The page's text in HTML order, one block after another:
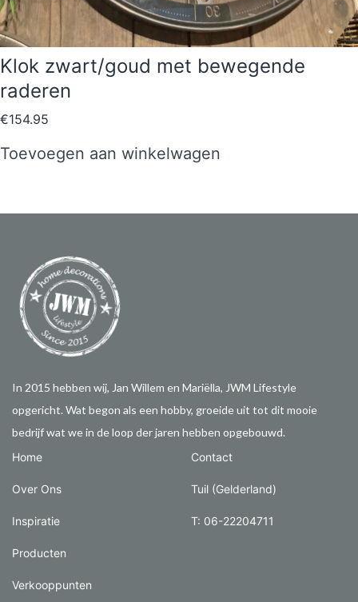
Klok zwart/goud met bewegende
raderen
€154.95
Toevoegen aan winkelwagen
In 2015 hebben wij, Jan Willem en Mariëlla, JWM Lifestyle
opgericht. Wat begon als een hobby, groeide uit tot dit mooie
bedrijf wat we in de loop der jaren hebben opgebouwd.
Home
Over Ons
Inspiratie
Producten
Verkooppunten
Contact
Tuil (Gelderland)
T: 06-22204711